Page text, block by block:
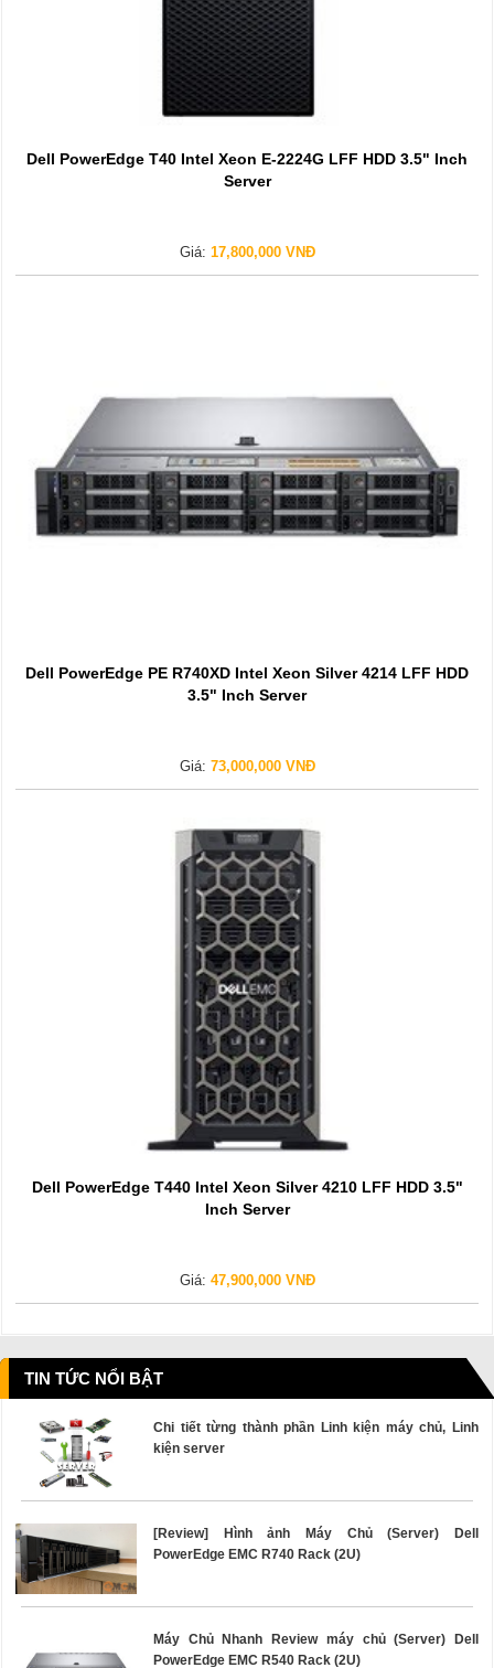
Dell PowerEdge T40 Intel Xeon E-2224G LFF HDD 3.5" Inch
Server
Giá: 17,800,000 VNĐ
Dell PowerEdge PE R740XD Intel Xeon Silver 4214 LFF HDD
3.5" Inch Server
Giá: 73,000,000 VNĐ
Dell PowerEdge T440 Intel Xeon Silver 4210 LFF HDD 3.5"
Inch Server
Giá: 47,900,000 VNĐ
TIN TỨC NỔI BẬT
Chi tiết từng thành phần Linh kiện máy chủ, Linh
kiện server
[Review] Hình ảnh Máy Chủ (Server) Dell
PowerEdge EMC R740 Rack (2U)
Máy Chủ Nhanh Review máy chủ (Server) Dell
PowerEdge EMC R540 Rack (2U)